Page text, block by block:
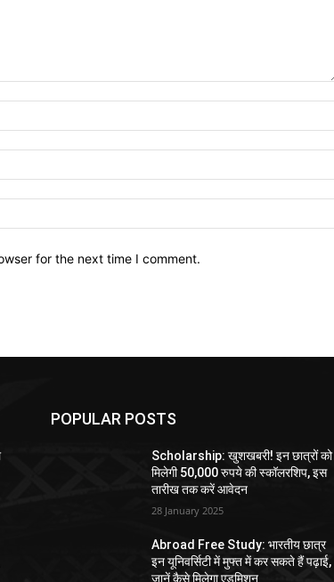
for the next time I comment.
POPULAR POSTS
Scholarship: खुशखबरी! इन छात्रों को
मिलेगी 50,000 रुपये की स्कॉलरशिप, इस
तारीख तक करें आवेदन
28 January 2025
Abroad Free Study: भारतीय छात्र
इन यूनिवर्सिटी में मुफ्त में कर सकते हैं पढ़ाई,
जानें कैसे मिलेगा एडमिशन